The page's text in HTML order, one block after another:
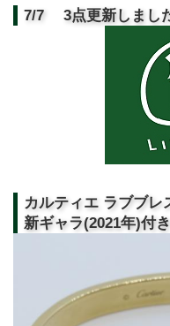
7/7 3点更新しまし
カルティエ ラブブレ
新ギャラ(2021年)付き